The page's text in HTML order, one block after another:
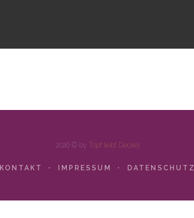
2026 © by Topf liebt Deckel
KONTAKT IMPRESSUM DATENSCHUTZ